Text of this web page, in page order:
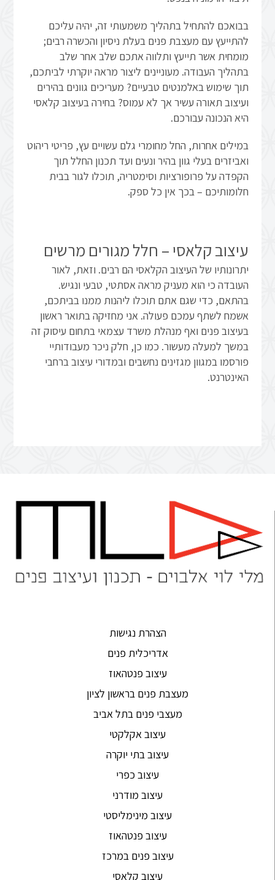
בבואכם להתחיל בתהליך משמעותי זה, יהיה עליכם
להתייעץ עם מעצבת פנים בעלת ניסיון והכשרה רבים;
מומחית אשר תייעץ ותלווה אתכם שלב אחר שלב
בתהליך העבודה. מעוניינים ליצור מראה יוקרתי לביתכם,
תוך שימוש באלמנטים טבעיים? מעריכים גוונים בהירים
ועיצוב תאורה עשיר אך לא עמוס? בחירה בעיצוב קלאסי
היא הנכונה עבורכם.
במילים אחרות, החל מחומרי גלם עשויים עץ, פריטי ריהוט
ואביזרים בעלי גוון בהיר ונעים ועד תכנון החלל תוך
הקפדה על פרופורציות וסימטריה, תוכלו לגור בבית
חלומותיכם – בכך אין כל ספק.
עיצוב קלאסי – חלל מגורים מרשים
יתרונותיו של העיצוב הקלאסי הם רבים. וזאת, לאור
העובדה כי הוא מעניק מראה אסתטי, טבעי ונגיש.
בהתאם, כדי שגם אתם תוכלו ליהנות ממנו בביתכם,
אשמח לשתף עמכם פעולה. אני מחזיקה בתואר ראשון
בעיצוב פנים ואף מנהלת משרד עצמאי בתחום עיסוק זה
במשך למעלה מעשור. כמו כן, חלק ניכר מעבודותיי
פורסמו במגוון מגזינים נחשבים ובמדורי עיצוב ברחבי
האינטרנט.
הצהרת נגישות
אדריכלית פנים
עיצוב פנטהאוז
מעצבת פנים בראשון לציון
מעצבי פנים בתל אביב
עיצוב אקלקטי
עיצוב בתי יוקרה
עיצוב כפרי
עיצוב מודרני
עיצוב מינימליסטי
עיצוב פנטהאוז
עיצוב פנים במרכז
עיצוב קלאסי